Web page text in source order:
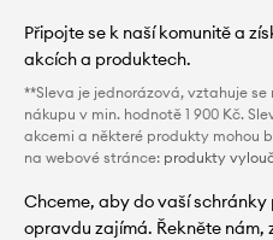
Připojte se k naší komunitě a
akcích a produktech.
**Sleva je jednorázová, vztahuje
nákupu v min. hodnotě 1 900 Kč.
akcemi a některé produkty mohou
na webové stránce: produkty
Chceme, aby do vaší schránky
opravdu zajímá. Řekněte nám,